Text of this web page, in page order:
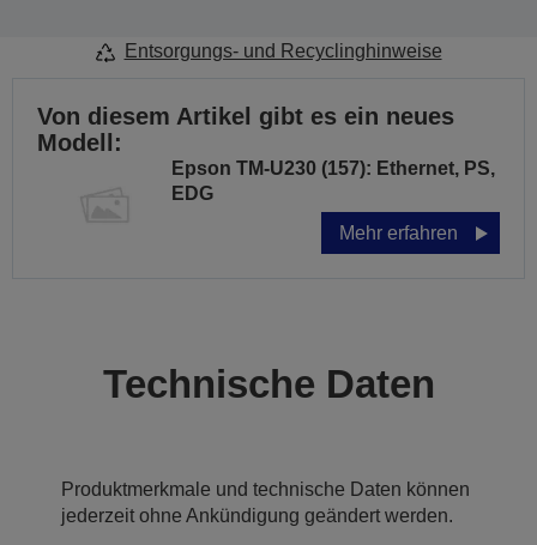
Entsorgungs- und Recyclinghinweise
Von diesem Artikel gibt es ein neues
Modell:
Epson TM-U230 (157): Ethernet, PS,
EDG
Mehr erfahren
Technische Daten
Produktmerkmale und technische Daten können
jederzeit ohne Ankündigung geändert werden.